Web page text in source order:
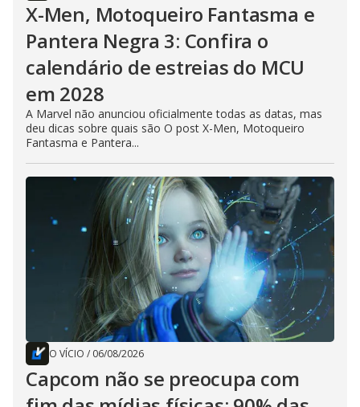
X-Men, Motoqueiro Fantasma e
Pantera Negra 3: Confira o
calendário de estreias do MCU
em 2028
A Marvel não anunciou oficialmente todas as datas, mas
deu dicas sobre quais são O post X-Men, Motoqueiro
Fantasma e Pantera...
O VÍCIO / 06/08/2026
Capcom não se preocupa com